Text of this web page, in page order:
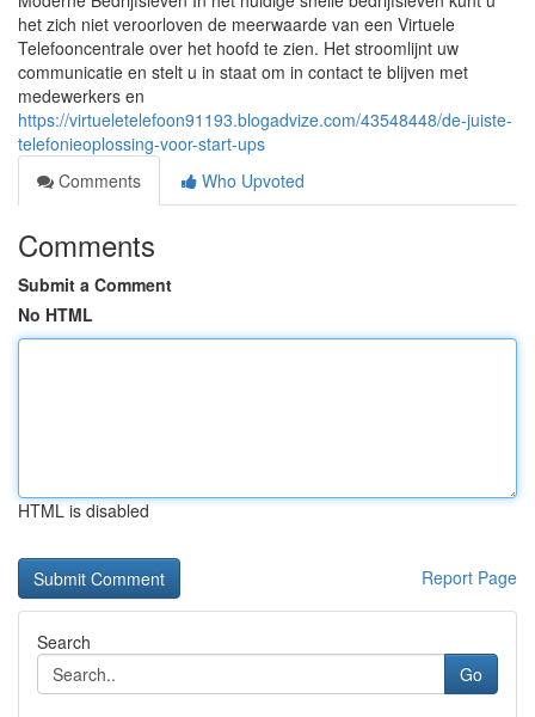
het zich niet veroorloven de meerwaarde van een Virtuele
Telefooncentrale over het hoofd te zien. Het stroomlijnt uw
communicatie en stelt u in staat om in contact te blijven met
medewerkers en
https://virtueletelefoon91193.blogadvize.com/43548448/de-juiste-
telefonieoplossing-voor-start-ups
Comments
Who Upvoted
Comments
Submit a Comment
No HTML
HTML is disabled
Report Page
Search
Go